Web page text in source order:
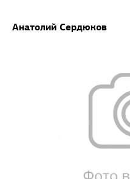
Анатолий Сердюков